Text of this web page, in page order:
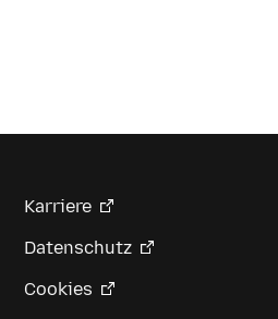
Karriere
Datenschutz
Cookies